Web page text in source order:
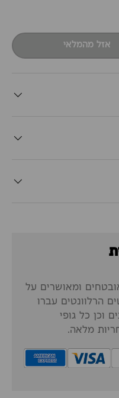
אזל מהמלאי
ומאושרים על
הרלוונטים עברו
וכן כל גופי
מלאה.